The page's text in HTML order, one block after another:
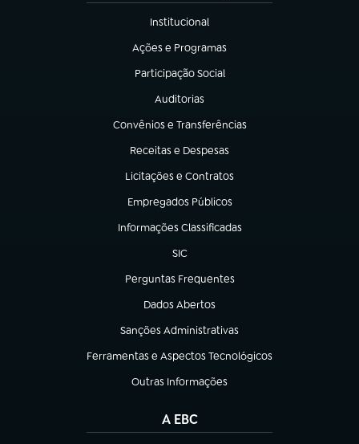
Institucional
(abre em nova aba)
Ações e Programas
(abre em nova aba)
Participação Social
(abre em nova aba)
Auditorias
(abre em nova aba)
Convênios e Transferências
(abre em nova aba)
Receitas e Despesas
(abre em nova aba)
Licitações e Contratos
(abre em nova aba)
Empregados Públicos
(abre em nova aba)
Informações Classificadas
(abre em nova aba)
SIC
(abre em nova aba)
Perguntas Frequentes
(abre em nova aba)
Dados Abertos
(abre em nova aba)
Sanções Administrativas
(abre em nova aba)
Ferramentas e Aspectos Tecnológicos
(abre em nova aba)
Outras Informações
(abre em nova aba)
A EBC